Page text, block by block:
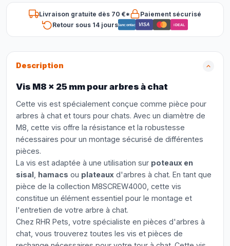
Livraison gratuite dès 70 €*
Paiement sécurisé
Retour sous 14 joursBancontact VISA iDEAL
Description
Vis M8 x 25 mm pour arbres à chat
Cette vis est spécialement conçue comme pièce pour
arbres à chat et tours pour chats. Avec un diamètre de
M8, cette vis offre la résistance et la robustesse
nécessaires pour un montage sécurisé de différentes
pièces.
La vis est adaptée à une utilisation sur poteaux en
sisal hamacs ou plateaux d'arbres à chat. En tant que
pièce de la collection M8SCREW4000, cette vis
constitue un élément essentiel pour le montage et
l'entretien de votre arbre à chat.
Chez RHR Pets, votre spécialiste en pièces d'arbres à
chat, vous trouverez toutes les vis et pièces de